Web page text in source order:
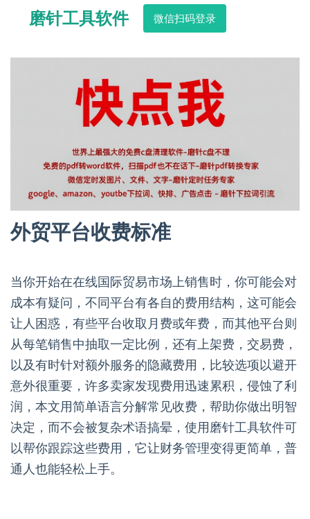
磨针工具软件 微信扫码登录
外贸平台收费标准
当你开始在在线国际贸易市场上销售时，你可能会对
成本有疑问，不同平台有各自的费用结构，这可能会
让人困惑，有些平台收取月费或年费，而其他平台则
从每笔销售中抽取一定比例，还有上架费，交易费，
以及有时针对额外服务的隐藏费用，比较选项以避开
意外很重要，许多卖家发现费用迅速累积，侵蚀了利
润，本文用简单语言分解常见收费，帮助你做出明智
决定，而不会被复杂术语搞晕，使用磨针工具软件可
以帮你跟踪这些费用，它让财务管理变得更简单，普
通人也能轻松上手。